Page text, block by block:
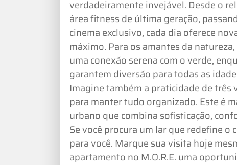
verdadeiramente invejável. Desde o
área fitness de última geração,
cinema exclusivo, cada dia oferece
máximo. Para os amantes da
uma conexão serena com o verde,
garantem diversão para todas as
Imagine também a praticidade de
para manter tudo organizado. Este é
urbano que combina sofisticação,
Se você procura um lar que redefine o
para você. Marque sua visita hoje
apartamento no M.O.R.E. uma